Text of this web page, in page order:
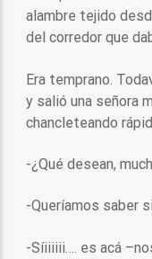
alambre tejido
del corredor que
Era temprano.
y salió una señora
chancleteando
-¿Qué desean,
-Queríamos saber
-Síiiiiii…. es acá